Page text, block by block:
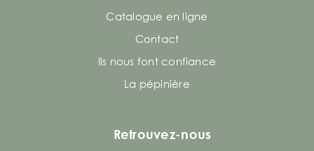
Catalogue en ligne
Contact
Ils nous font confiance
La pépinière
Retrouvez-nous